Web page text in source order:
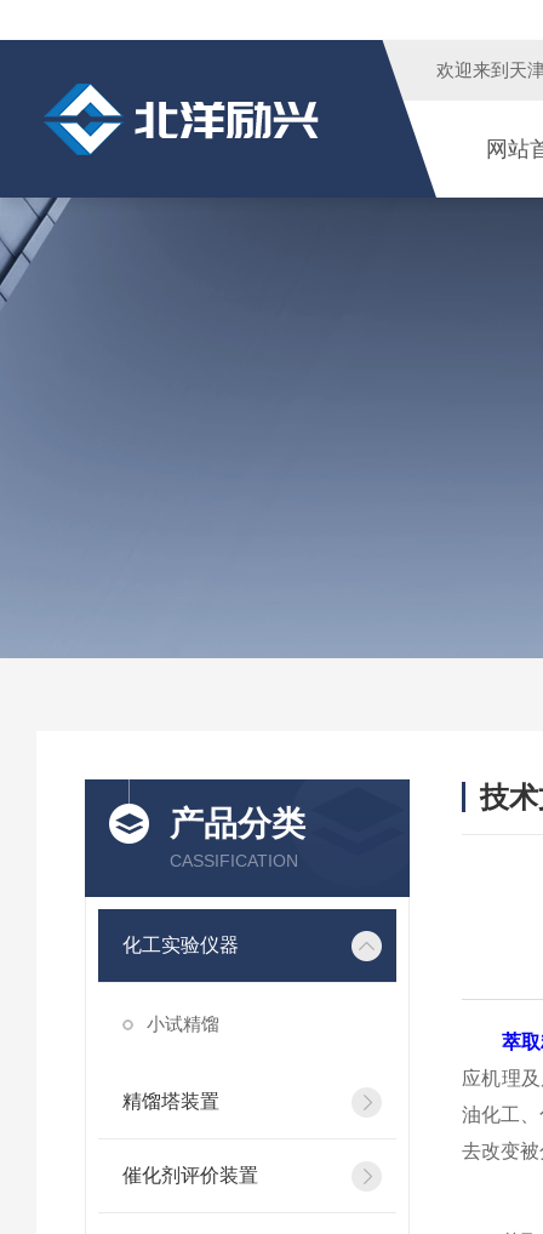
欢迎来到 天
网站
产品分类
CASSIFICATION
化工实验仪器
小试精馏
精馏塔装置
催化剂评价装置
技
萃
应机理
油化工
去改变